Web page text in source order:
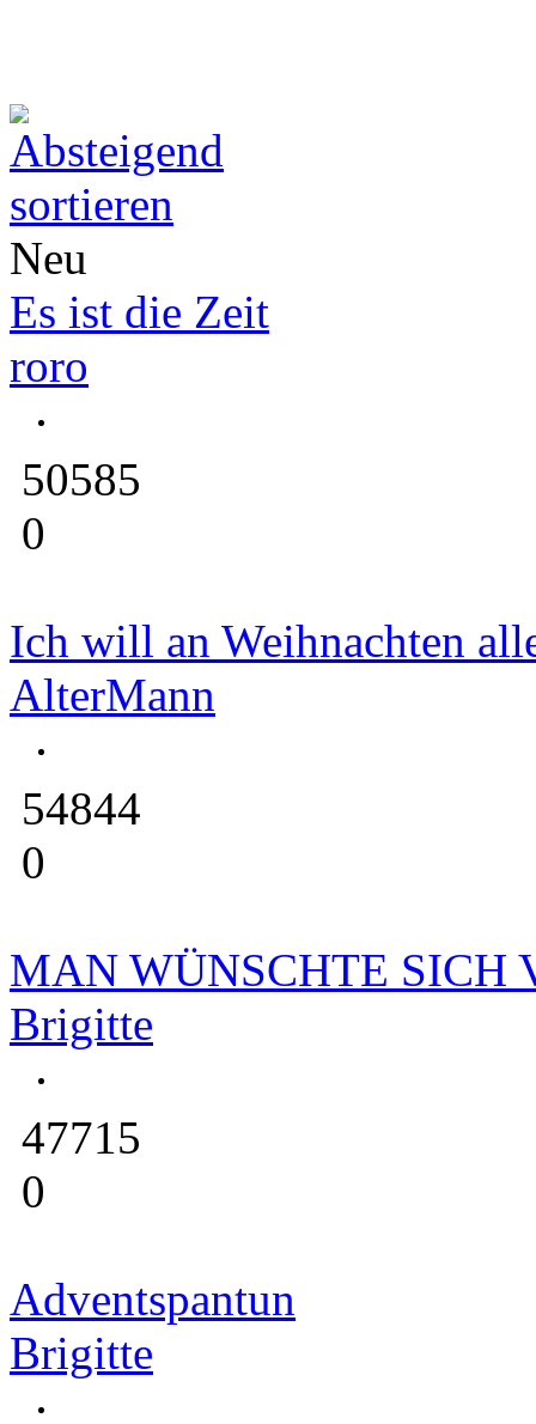
Neu
Es ist die Zeit
roro
50585
0
Ich will an Weihnachten
AlterMann
54844
0
MAN WÜNSCHTE SICH
Brigitte
47715
0
Adventspantun
Brigitte